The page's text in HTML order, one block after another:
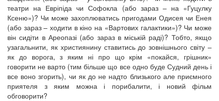
театри на Евріпіда чи Софокла (або зараз – на «Гуцулку
Ксеню»)? Чи може захоплюватись пригодами Одисея чи Енея
(або зараз – ходити в кіно на «Вартових галактики»)? Чи може
він сидіти в Ареопазі (або зараз в міській раді)? Тобто, якщо
узагальнити, як християнину ставитись до зовнішнього світу –
як до ворога, з яким ні про що крім «покайся, грішник»
говорити не варто (тим більше що все одно буде Судний день і
все воно згорить), чи як до не надто близького але приємного
приятеля з яким можна і порибалити, і новий фільм
обговорити?